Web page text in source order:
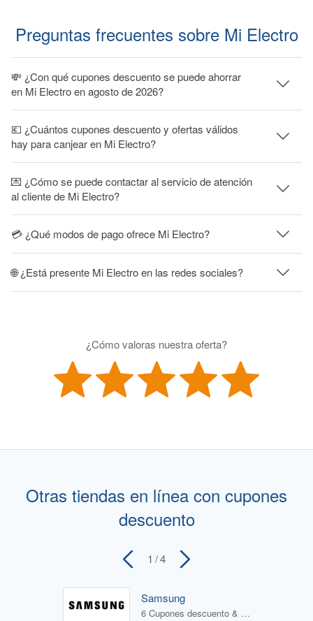
Preguntas frecuentes sobre Mi Electro
💸 ¿Con qué cupones descuento se puede ahorrar
en Mi Electro en agosto de 2026?
💶 ¿Cuántos cupones descuento y ofertas válidos
hay para canjear en Mi Electro?
💌 ¿Cómo se puede contactar al servicio de atención
al cliente de Mi Electro?
💳 ¿Qué modos de pago ofrece Mi Electro?
🌐 ¿Está presente Mi Electro en las redes sociales?
¿Cómo valoras nuestra oferta?
Otras tiendas en línea con cupones
descuento
1 / 4
Samsung
6 Cupones descuento & 4 Ofertas